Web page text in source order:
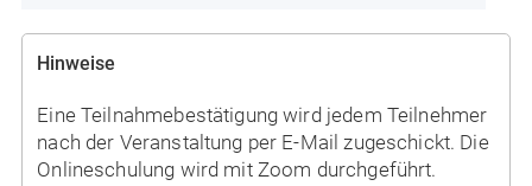
Hinweise
Eine Teilnahmebestätigung wird jedem Teilnehmer
nach der Veranstaltung per E-Mail zugeschickt. Die
Onlineschulung wird mit Zoom durchgeführt.